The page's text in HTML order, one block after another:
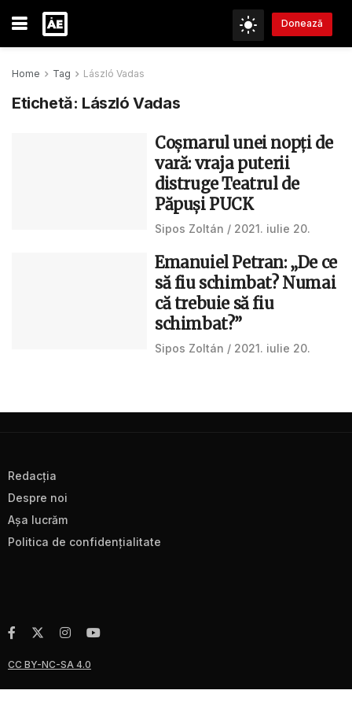
Donează
Home Tag László Vadas
Etichetă: László Vadas
Coșmarul unei nopți de
vară: vraja puterii
distruge Teatrul de
Păpuși PUCK
Sipos Zoltán 2021. iulie 20.
Emanuiel Petran: „De ce
să fiu schimbat? Numai
că trebuie să fiu
schimbat?”
Sipos Zoltán 2021. iulie 20.
Redacţia
Despre noi
Aşa lucrăm
Politica de confidenţialitate
CC BY-NC-SA 4.0